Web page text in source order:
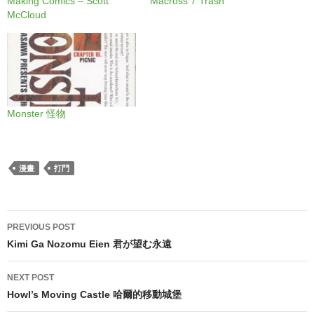
McCloud
Monster 怪物
漫畫 打鬥
Post
navigation
PREVIOUS POST
Kimi Ga Nozomu Eien 君が望む永遠
NEXT POST
Howl’s Moving Castle 哈爾的移動城堡